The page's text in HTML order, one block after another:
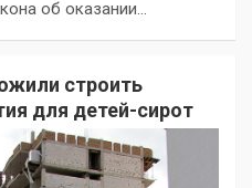
об оказании…
строить
для детей-сирот